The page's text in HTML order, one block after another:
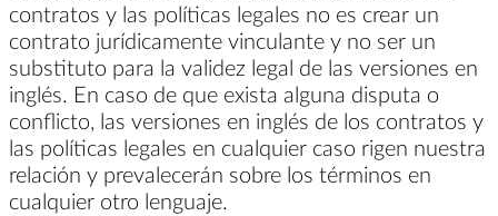
contratos y las políticas legales no es crear un
contrato jurídicamente vinculante y no ser un
substituto para la validez legal de las versiones en
inglés. En caso de que exista alguna disputa o
conflicto, las versiones en inglés de los contratos y
las políticas legales en cualquier caso rigen nuestra
relación y prevalecerán sobre los términos en
cualquier otro lenguaje.